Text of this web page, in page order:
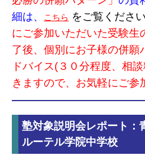
細は、
こちら をご覧ください
にご参加いただいた受験生
了後、個別にお子様の併願
ドバイス(３０分程度、相
きますので、お気軽にご参
塾対象説明会レポート：
ルーテル学院中学校